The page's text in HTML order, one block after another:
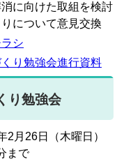
向けた取組を検討
について意見交換
シ
くり勉強会進行資料
り勉強会
26日（木曜日）
まで